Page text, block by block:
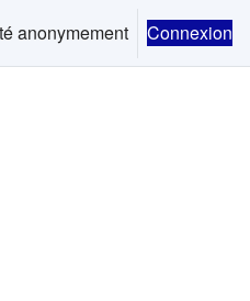
de recherche
anonymement Connexion